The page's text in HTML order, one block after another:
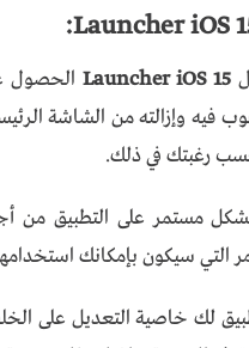
Launcher iOS 15 الحصول
فيه وإزالته من الشاشة
حسب رغبتك في ذلك.
مستمر على التطبيق من
التي سيكون بإمكانك
لك خاصية التعديل على